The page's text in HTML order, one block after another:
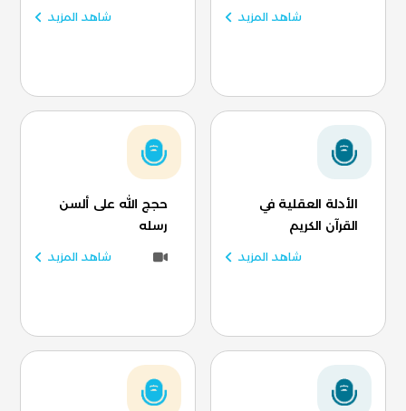
شاهد المزيد شاهد المزيد
الأدلة العقلية في
القرآن الكريم
شاهد المزيد
حجج الله على ألسن
رسله
شاهد المزيد